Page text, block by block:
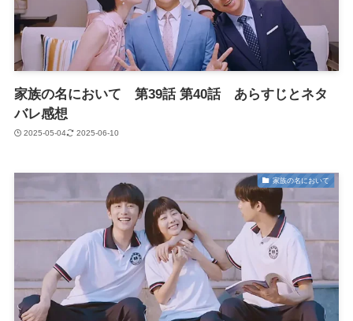
家族の名において 第39話 第40話 あらすじとネタ
バレ感想
2025-05-04 2025-06-10
家族の名において